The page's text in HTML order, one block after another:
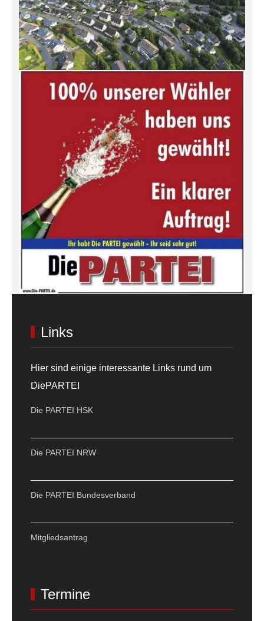
Links
Hier sind einige interessante Links rund um
DiePARTEI
Die PARTEI HSK
Die PARTEI NRW
Die PARTEI Bundesverband
Mitgliedsantrag
Termine